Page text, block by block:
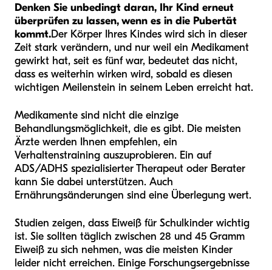
Denken Sie unbedingt daran, Ihr Kind erneut
überprüfen zu lassen, wenn es in die Pubertät
kommt.Der Körper Ihres Kindes wird sich in dieser
Zeit stark verändern, und nur weil ein Medikament
gewirkt hat, seit es fünf war, bedeutet das nicht,
dass es weiterhin wirken wird, sobald es diesen
wichtigen Meilenstein in seinem Leben erreicht hat.
Medikamente sind nicht die einzige
Behandlungsmöglichkeit, die es gibt. Die meisten
Ärzte werden Ihnen empfehlen, ein
Verhaltenstraining auszuprobieren. Ein auf
ADS/ADHS spezialisierter Therapeut oder Berater
kann Sie dabei unterstützen. Auch
Ernährungsänderungen sind eine Überlegung wert.
Studien zeigen, dass Eiweiß für Schulkinder wichtig
ist. Sie sollten täglich zwischen 28 und 45 Gramm
Eiweiß zu sich nehmen, was die meisten Kinder
leider nicht erreichen. Einige Forschungsergebnisse